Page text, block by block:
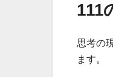
111
思考の
ます。